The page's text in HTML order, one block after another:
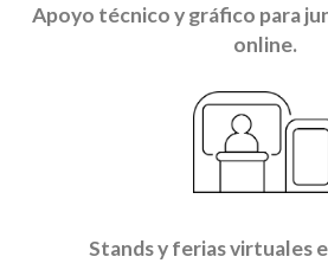
Apoyo técnico y gráfico para
online.​
Stands y ferias virtuales